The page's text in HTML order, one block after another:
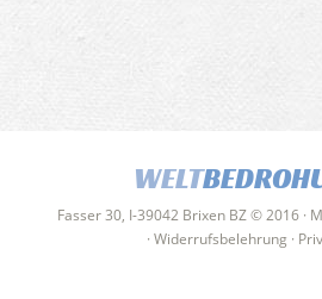
WELT
Fasser 30, I-39042 Brixen BZ © 2016 ·
· Widerrufsbelehrung ·